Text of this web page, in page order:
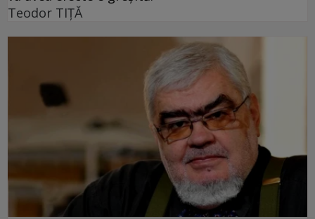
Teodor TIŢĂ